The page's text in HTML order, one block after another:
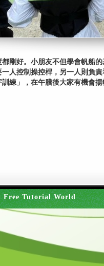
剛好。小朋友不但學會帆船
人控制操控桿，另一人則負
練」，在午膳後大家有機會
Free Tutorial World